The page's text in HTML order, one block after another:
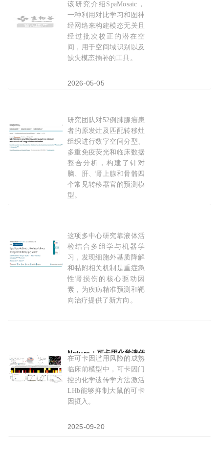
2026-04-27
Nat Genet：中南大学李敏等团队开发新的工具
该研究介绍SpaMosaic，
一种利用对比学习和图神
经网络来构建模态无关且
经过批次校正的潜在空
间，用于空间域识别以及
缺失模态插补的工具。
2026-05-05
肺癌转移的“旅行计划”写在原发灶里：邢镨元‌/李
研究团队对52例肺腺癌患
者的原发灶及匹配转移灶
组织进行数字空间分型、
多重免疫荧光和临床数据
整合分析，构建了针对
脑、肝、肾上腺和骨骼四
个常见转移器官的预测模
型。
Kidney International Reports重磅：液体活检
这项多中心研究靠液体活
检结合多组学与机器学
习，发现细胞外基质降解
和黏附相关机制是重症急
性肾损伤的核心驱动因
素，为疾病精准预测和靶
向治疗提供了新方向。
Nature：可卡因化学遗传
在可卡因滥用风险的成熟
临床前模型中，可卡因门
控的化学遗传学方法激活
LHb能够抑制大鼠的可卡
因摄入。
2025-09-20